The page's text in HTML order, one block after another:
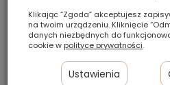
Klikając “Zgoda” akceptujesz
na twoim urządzeniu. Kliknięcie
danych niezbędnych do
cookie w polityce prywatności.
Ustawienia